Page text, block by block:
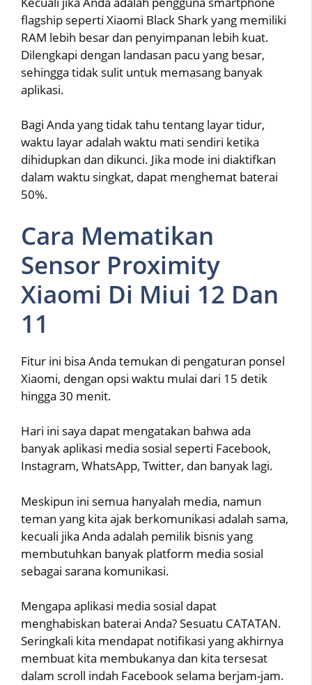
flagship seperti Xiaomi Black Shark yang memiliki
RAM lebih besar dan penyimpanan lebih kuat.
Dilengkapi dengan landasan pacu yang besar,
sehingga tidak sulit untuk memasang banyak
aplikasi.
Bagi Anda yang tidak tahu tentang layar tidur,
waktu layar adalah waktu mati sendiri ketika
dihidupkan dan dikunci. Jika mode ini diaktifkan
dalam waktu singkat, dapat menghemat baterai
50%.
Cara Mematikan
Sensor Proximity
Xiaomi Di Miui 12 Dan
11
Fitur ini bisa Anda temukan di pengaturan ponsel
Xiaomi, dengan opsi waktu mulai dari 15 detik
hingga 30 menit.
Hari ini saya dapat mengatakan bahwa ada
banyak aplikasi media sosial seperti Facebook,
Instagram, WhatsApp, Twitter, dan banyak lagi.
Meskipun ini semua hanyalah media, namun
teman yang kita ajak berkomunikasi adalah sama,
kecuali jika Anda adalah pemilik bisnis yang
membutuhkan banyak platform media sosial
sebagai sarana komunikasi.
Mengapa aplikasi media sosial dapat
menghabiskan baterai Anda? Sesuatu CATATAN.
Seringkali kita mendapat notifikasi yang akhirnya
membuat kita membukanya dan kita tersesat
dalam scroll indah Facebook selama berjam-jam.